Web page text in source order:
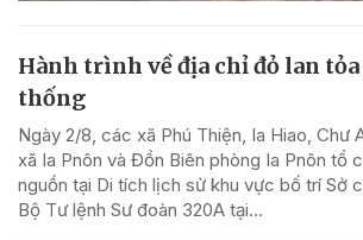
Hành trình về địa chỉ đỏ lan
thống
Ngày 2/8, các xã Phú Thiện, Ia Hiao, Chư
xã Ia Pnôn và Đồn Biên phòng Ia Pnôn tổ
nguồn tại Di tích lịch sử khu vực bố trí Sở
Bộ Tư lệnh Sư đoàn 320A tại...